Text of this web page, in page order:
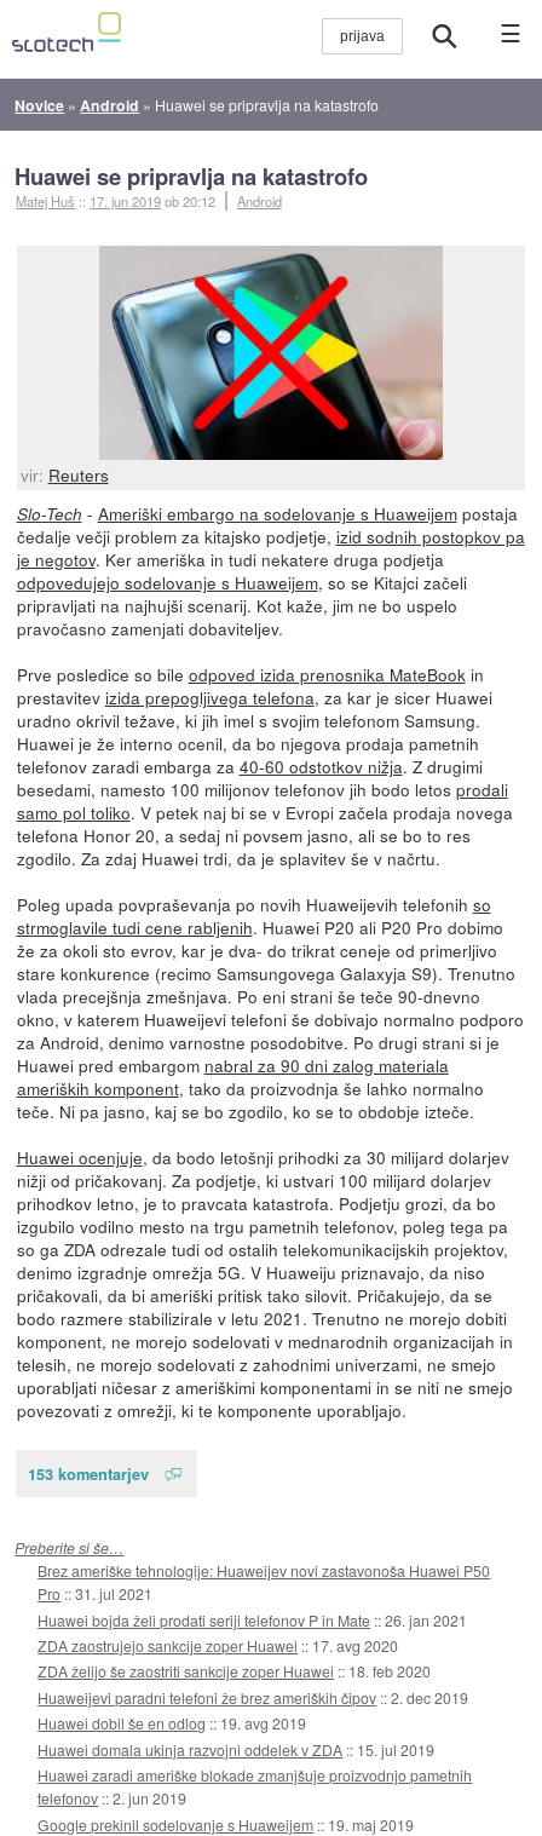
☰
Novice » Android » Huawei se pripravlja na katastrofo
Huawei se pripravlja na katastrofo
Matej Huš :: 17. jun 2019ob 20:12 Android
vir: Reuters
Slo-Tech - Ameriški embargo na sodelovanje s Huaweijempostaja
čedalje večji problem za kitajsko podjetje, izid sodnih postopkov pa
je negotov. Ker ameriška in tudi nekatere druga podjetja
odpovedujejo sodelovanje s Huaweijem, so se Kitajci začeli
pripravljati na najhujši scenarij. Kot kaže, jim ne bo uspelo
pravočasno zamenjati dobaviteljev.
Prve posledice so bile odpoved izida prenosnika MateBook in
prestavitev izida prepogljivega telefona, za kar je sicer Huawei
uradno okrivil težave, ki jih imel s svojim telefonom Samsung.
Huawei je že interno ocenil, da bo njegova prodaja pametnih
telefonov zaradi embarga za 40-60 odstotkov nižja. Z drugimi
besedami, namesto 100 milijonov telefonov jih bodo letos prodali
samo pol toliko. V petek naj bi se v Evropi začela prodaja novega
telefona Honor 20, a sedaj ni povsem jasno, ali se bo to res
zgodilo. Za zdaj Huawei trdi, da je splavitev še v načrtu.
Poleg upada povpraševanja po novih Huaweijevih telefonih so
strmoglavile tudi cene rabljenih. Huawei P20 ali P20 Pro dobimo
že za okoli sto evrov, kar je dva- do trikrat ceneje od primerljivo
stare konkurence (recimo Samsungovega Galaxyja S9). Trenutno
vlada precejšnja zmešnjava. Po eni strani še teče 90-dnevno
okno, v katerem Huaweijevi telefoni še dobivajo normalno podporo
za Android, denimo varnostne posodobitve. Po drugi strani si je
Huawei pred embargom nabral za 90 dni zalog materiala
ameriških komponent, tako da proizvodnja še lahko normalno
teče. Ni pa jasno, kaj se bo zgodilo, ko se to obdobje izteče.
Huawei ocenjuje, da bodo letošnji prihodki za 30 milijard dolarjev
nižji od pričakovanj. Za podjetje, ki ustvari 100 milijard dolarjev
prihodkov letno, je to pravcata katastrofa. Podjetju grozi, da bo
izgubilo vodilno mesto na trgu pametnih telefonov, poleg tega pa
so ga ZDA odrezale tudi od ostalih telekomunikacijskih projektov,
denimo izgradnje omrežja 5G. V Huaweiju priznavajo, da niso
pričakovali, da bi ameriški pritisk tako silovit. Pričakujejo, da se
bodo razmere stabilizirale v letu 2021. Trenutno ne morejo dobiti
komponent, ne morejo sodelovati v mednarodnih organizacijah in
telesih, ne morejo sodelovati z zahodnimi univerzami, ne smejo
uporabljati ničesar z ameriškimi komponentami in se niti ne smejo
povezovati z omrežji, ki te komponente uporabljajo.
153 komentarjev
Preberite si še…
Brez ameriške tehnologije: Huaweijev novi zastavonoša Huawei P50
Pro ::31. jul 2021
Huawei bojda želi prodati seriji telefonov P in Mate ::26. jan 2021
ZDA zaostrujejo sankcije zoper Huawei :: 17. avg 2020
ZDA želijo še zaostriti sankcije zoper Huawei :: 18. feb 2020
Huaweijevi paradni telefoni že brez ameriških čipov ::2. dec 2019
Huawei dobil še en odlog :: 19. avg 2019
Huawei domala ukinja razvojni oddelek v ZDA :: 15. jul 2019
Huawei zaradi ameriške blokade zmanjšuje proizvodnjo pametnih
telefonov ::2. jun 2019
Google prekinil sodelovanje s Huaweijem :: 19. maj 2019